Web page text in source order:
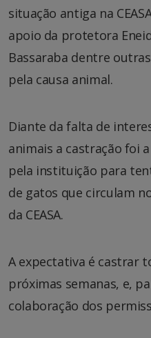
situação antiga na
apoio da protetora
Bassaraba dentre
pela causa animal.
Diante da falta de
animais a castração foi
pela instituição para
de gatos que circulam
da CEASA.
A expectativa é castrar
próximas semanas, e,
colaboração dos